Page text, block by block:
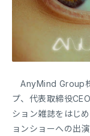
AnyMind Group
プ、代表取締役
ション雑誌をはじ
ョンショーへの出